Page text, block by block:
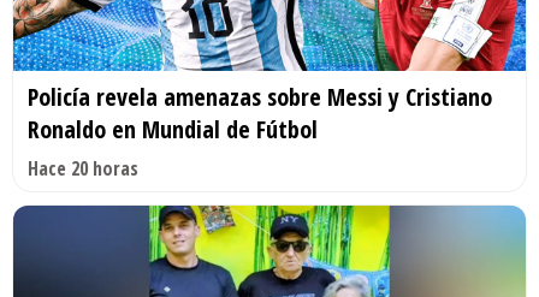
Policía revela amenazas sobre Messi y Cristiano
Ronaldo en Mundial de Fútbol
Hace 20 horas